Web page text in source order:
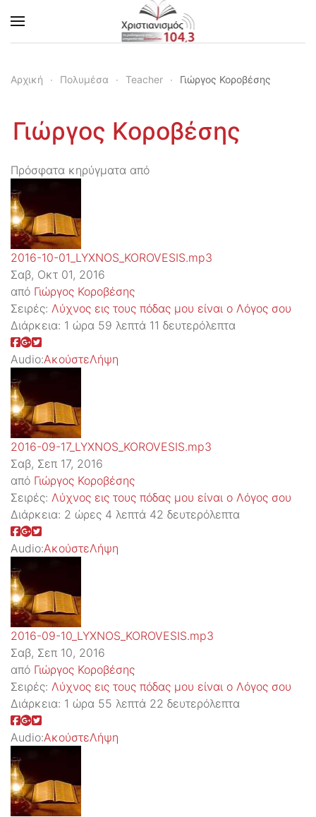
Skip to main content
Αρχική Πολυμέσα Teacher Γιώργος Κοροβέσης
Γιώργος Κοροβέσης
Πρόσφατα κηρύγματα από
2016-10-01_LYXNOS_KOROVESIS.mp3
Σαβ, Οκτ 01, 2016
από Γιώργος Κοροβέσης
Σειρές: Λύχνος εις τους πόδας μου είναι ο Λόγος σου
Διάρκεια: 1 ώρα 59 λεπτά 11 δευτερόλεπτα
Audio:ΑκούστεΛήψη
2016-09-17_LYXNOS_KOROVESIS.mp3
Σαβ, Σεπ 17, 2016
από Γιώργος Κοροβέσης
Σειρές: Λύχνος εις τους πόδας μου είναι ο Λόγος σου
Διάρκεια: 2 ώρες 4 λεπτά 42 δευτερόλεπτα
Audio:ΑκούστεΛήψη
2016-09-10_LYXNOS_KOROVESIS.mp3
Σαβ, Σεπ 10, 2016
από Γιώργος Κοροβέσης
Σειρές: Λύχνος εις τους πόδας μου είναι ο Λόγος σου
Διάρκεια: 1 ώρα 55 λεπτά 22 δευτερόλεπτα
Audio:ΑκούστεΛήψη